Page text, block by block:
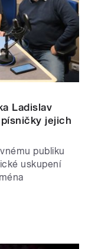
Ladislav
jejich
publiku
uskupení